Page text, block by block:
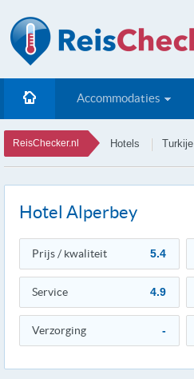
Accommodaties
ReisChecker.nl Hotels Turkije
Hotel Alperbey
Prijs / kwaliteit 5.4
Service 4.9
Verzorging -